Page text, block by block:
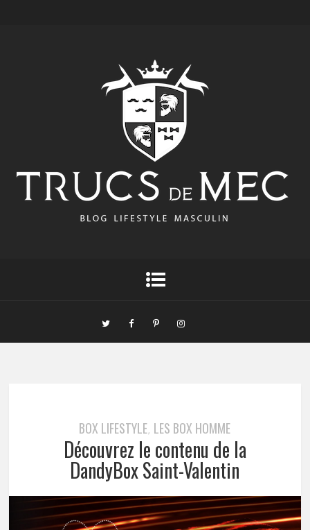
BOX LIFESTYLE, LES BOX HOMME
Découvrez le contenu de la
DandyBox Saint-Valentin